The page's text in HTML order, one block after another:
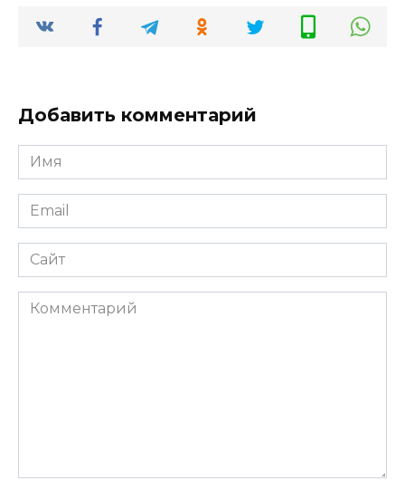
Добавить комментарий
Имя
*
Email
*
Сайт
Комментарий